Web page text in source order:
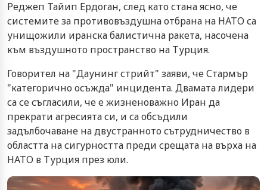
Реджеп Тайип Ердоган, след като стана ясно, че
системите за противовъздушна отбрана на НАТО са
унищожили иранска балистична ракета, насочена
към въздушното пространство на Турция.
Говорител на "Даунинг стрийт" заяви, че Стармър
"категорично осъжда" инцидента. Двамата лидери
са се съгласили, че е жизненоважно Иран да
прекрати агресията си, и са обсъдили
задълбочаване на двустранното сътрудничество в
областта на сигурността преди срещата на върха на
НАТО в Турция през юли.